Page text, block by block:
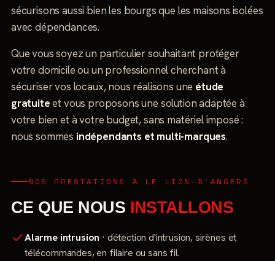
sécurisons aussi bien les bourgs que les maisons isolées
avec dépendances.
Que vous soyez un particulier souhaitant protéger
votre domicile ou un professionnel cherchant à
sécuriser vos locaux, nous réalisons une étude
gratuiteet vous proposons une solution adaptée à
votre bien et à votre budget, sans matériel imposé :
nous sommes indépendants et multi-marques.
NOS PRESTATIONS À LE LION-D'ANGERS
CE QUE NOUS INSTALLONS
Alarme intrusion · détection d'intrusion, sirènes et
télécommandes, en filaire ou sans fil.